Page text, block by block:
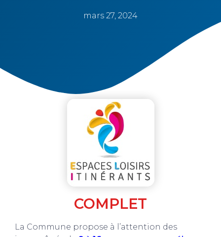
mars 27, 2024
COMPLET
La Commune propose à l’attention des